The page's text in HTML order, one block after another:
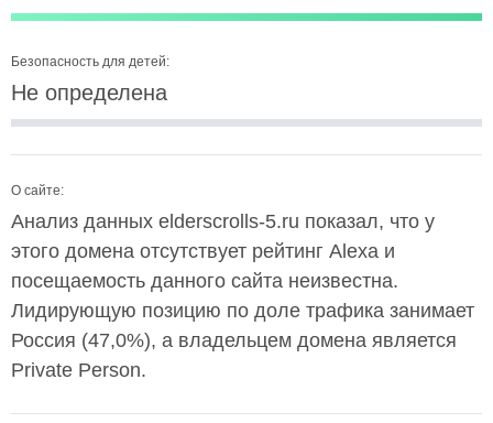
Безопасность для детей:
Не определена
О сайте:
Анализ данных elderscrolls-5.ru показал, что у
этого домена отсутствует рейтинг Alexa и
посещаемость данного сайта неизвестна.
Лидирующую позицию по доле трафика занимает
Россия (47,0%), а владельцем домена является
Private Person.